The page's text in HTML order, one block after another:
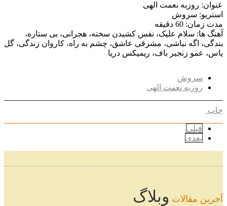
عنوان: روزبه نعمت الهی
استریو: سروش
مدت زمان: 60 دقیقه
آهنگ ها: سلام علیک، نفس کشیدن سخته، هجرانی، بی ستاره،
بندگی، اگه نباشی، مشرقی عاشق، چشم به راه، کاروان زندگی، گل
یاس، عمو زنجیر باف، ریمیکس دریا
سروش
روزبه نعمت الهی
چاپ
قبلی
بعدی
آخرین مقالات وبلاگ